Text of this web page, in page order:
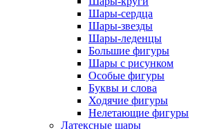
Шары-сердца
Шары-звезды
Шары-леденцы
Большие фигуры
Шары с рисунком
Особые фигуры
Буквы и слова
Ходячие фигуры
Нелетающие фигуры
Латексные шары